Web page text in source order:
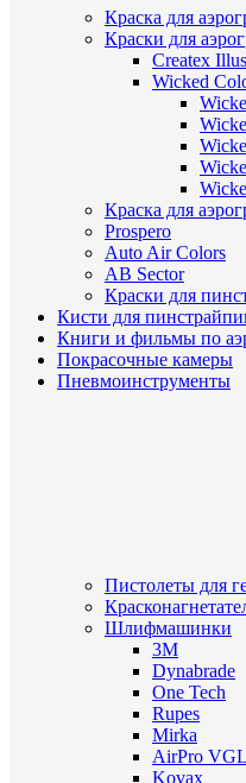
Краска для
Краски для
Createx
Wicked
Краска для
Prospero
Auto Air Colors
AB Sector
Краски для
Кисти для
Книги и фильмы по
Покрасочные камеры
Пневмоинструменты
Пистолеты для
Шлифмашинки
3M
Dynabrade
One Tech
Rupes
Mirka
AirPro VGL
Kovax